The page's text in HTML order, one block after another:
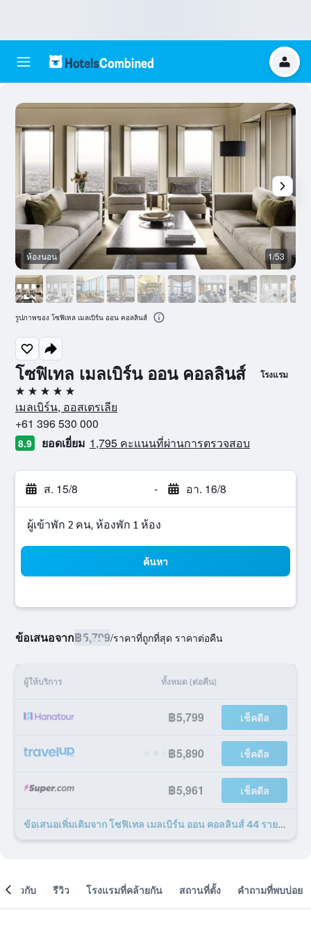
โซฟิเทล เมลเบิร์น ออน คอลลินส์ โรงแรม
5 ดาว
เมลเบิร์น, ออสเตรเลีย
+61 396 530 000
8.9 ยอดเยี่ยม 1,795 คะแนนที่ผ่านการตรวจสอบ
ส. 15/8 - อา. 16/8
ผู้เข้าพัก 2 คน, ห้องพัก 1 ห้อง
ค้นหา
ข้อเสนอจาก฿5,799/ราคาที่ถูกที่สุด ราคาต่อคืน
ผู้ให้บริการ ทั้งหมด (ต่อคืน)
฿5,799 เช็คดีล
฿5,890 เช็คดีล
฿5,961 เช็คดีล
ข้อเสนอเพิ่มเติมจาก โซฟิเทล เมลเบิร์น ออน คอลลินส์ 44 รายการ
ห้องนอน 1/53
รูปภาพของ โซฟิเทล เมลเบิร์น ออน คอลลินส์
เกี่ยวกับ รีวิว โรงแรมที่คล้ายกัน สถานที่ตั้ง คำถามที่พบบ่อย